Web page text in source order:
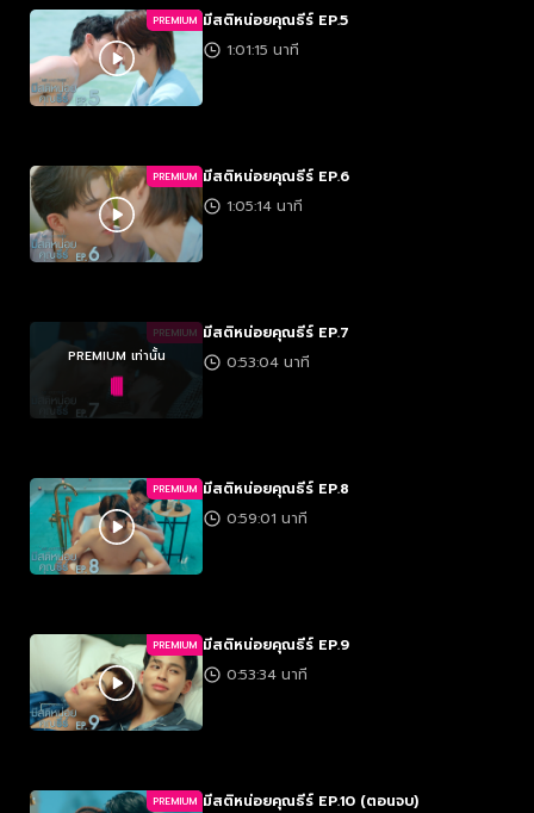
PREMIUM มีสติหน่อยคุณธีร์ EP.5
1:01:15 นาที
PREMIUM มีสติหน่อยคุณธีร์ EP.6
1:05:14 นาที
PREMIUM
PREMIUM เท่านั้น
มีสติหน่อยคุณธีร์ EP.7
0:53:04 นาที
PREMIUM มีสติหน่อยคุณธีร์ EP.8
0:59:01 นาที
PREMIUM มีสติหน่อยคุณธีร์ EP.9
0:53:34 นาที
PREMIUM มีสติหน่อยคุณธีร์ EP.10 (ตอนจบ)